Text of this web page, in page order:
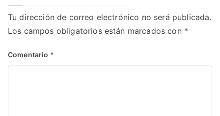
Tu dirección de correo electrónico no será publicada.
Los campos obligatorios están marcados con *
Comentario *